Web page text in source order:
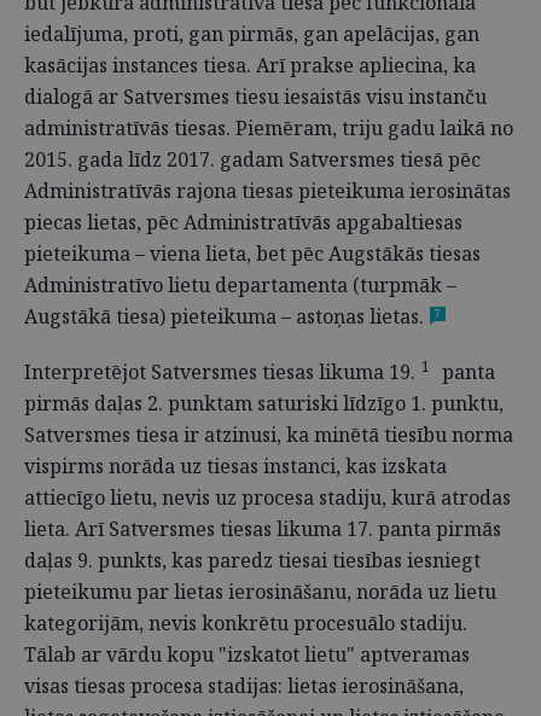
iedalījuma, proti, gan pirmās, gan apelācijas, gan
kasācijas instances tiesa. Arī prakse apliecina, ka
dialogā ar Satversmes tiesu iesaistās visu instanču
administratīvās tiesas. Piemēram, triju gadu laikā no
2015. gada līdz 2017. gadam Satversmes tiesā pēc
Administratīvās rajona tiesas pieteikuma ierosinātas
piecas lietas, pēc Administratīvās apgabaltiesas
pieteikuma – viena lieta, bet pēc Augstākās tiesas
Administratīvo lietu departamenta (turpmāk –
Augstākā tiesa) pieteikuma – astoņas lietas.
7
Interpretējot Satversmes tiesas likuma 19. 1
panta
pirmās daļas 2. punktam saturiski līdzīgo 1. punktu,
Satversmes tiesa ir atzinusi, ka minētā tiesību norma
vispirms norāda uz tiesas instanci, kas izskata
attiecīgo lietu, nevis uz procesa stadiju, kurā atrodas
lieta. Arī Satversmes tiesas likuma 17. panta pirmās
daļas 9. punkts, kas paredz tiesai tiesības iesniegt
pieteikumu par lietas ierosināšanu, norāda uz lietu
kategorijām, nevis konkrētu procesuālo stadiju.
Tālab ar vārdu kopu "izskatot lietu" aptveramas
visas tiesas procesa stadijas: lietas ierosināšana,